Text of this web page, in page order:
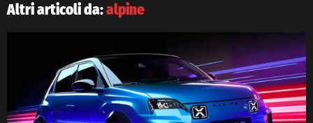
Altri articoli da:alpine